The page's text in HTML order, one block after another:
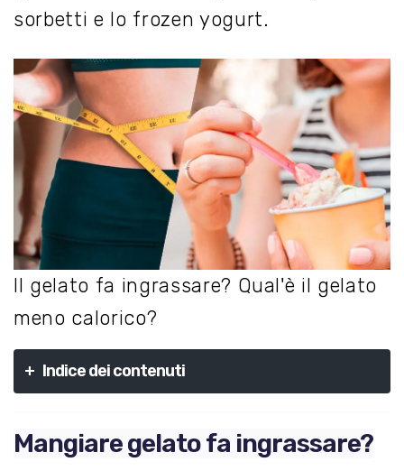
sorbetti e lo frozen yogurt.
Il gelato fa ingrassare? Qual'è il gelato
meno calorico?
+ Indice dei contenuti
Mangiare gelato fa ingrassare?